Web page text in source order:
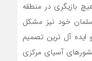
بازیگری در منطقه
خود نیز مشکل
و ایده آل ترین تصمیم
آسیای مرکزی